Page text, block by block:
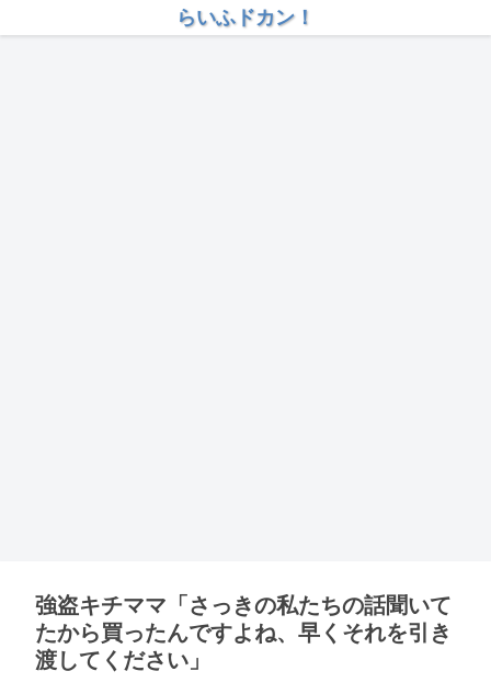
らいふドカン！
強盗キチママ「さっきの私たちの話聞いて
たから買ったんですよね、早くそれを引き
渡してください」